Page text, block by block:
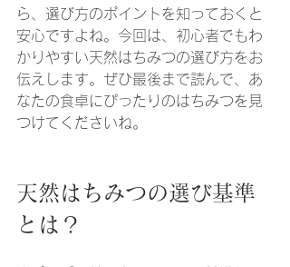
ら、選び方のポイントを知っておくと
安心ですよね。今回は、初心者でもわ
かりやすい天然はちみつの選び方をお
伝えします。ぜひ最後まで読んで、あ
なたの食卓にぴったりのはちみつを見
つけてくださいね。
天然はちみつの選び基準
とは？